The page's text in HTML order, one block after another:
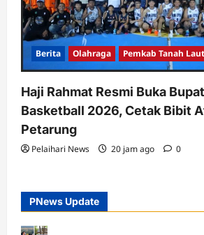
Berita Olahraga Pemkab Tanah Laut
Haji Rahmat Resmi Buka
Basketball 2026, Cetak Bibit
Petarung
Pelaihari News 20 jam ago 0
PNews Update